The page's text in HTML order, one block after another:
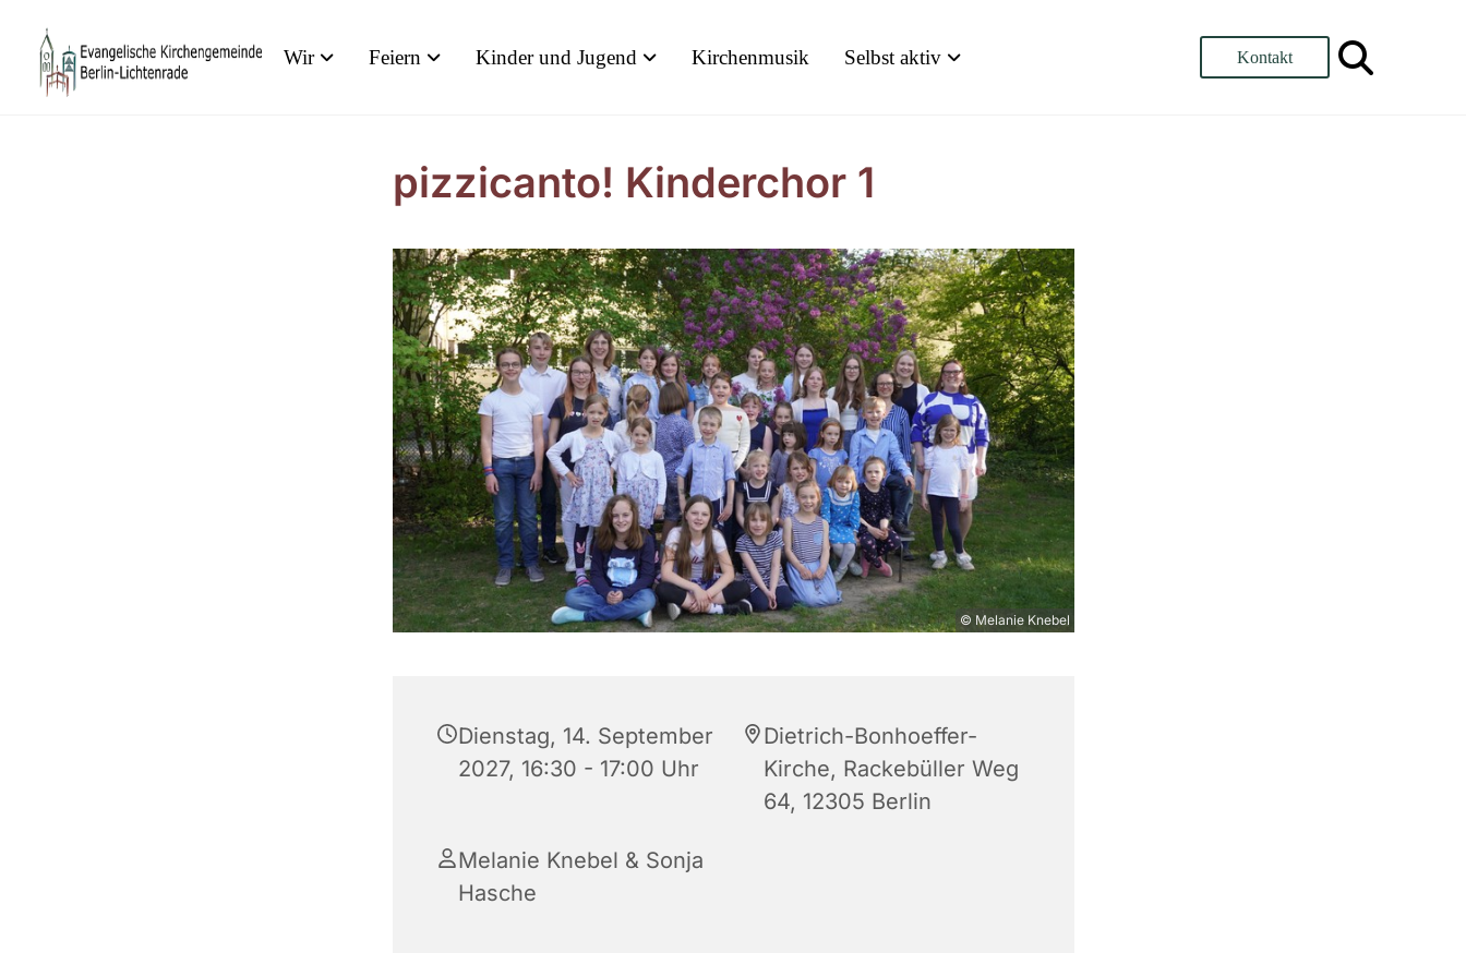
Wir Feiern Kinder und Jugend Kirchenmusik Selbst aktiv Kontakt
pizzicanto! Kinderchor 1
© Melanie Knebel
Dienstag, 14. September
2027, 16:30 - 17:00 Uhr
Dietrich-Bonhoeffer-
Kirche, Rackebüller Weg
64, 12305 Berlin
Melanie Knebel & Sonja
Hasche